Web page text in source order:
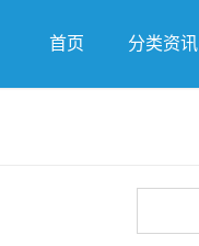
首页 分类资讯